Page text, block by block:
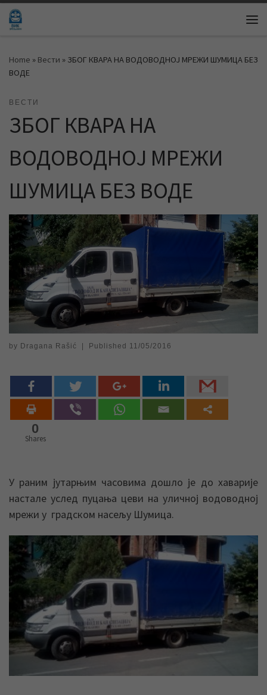
Skip to content
Home » Вести » ЗБОГ КВАРА НА ВОДОВОДНОЈ МРЕЖИ ШУМИЦА БЕЗ
ВОДЕ
ВЕСТИ
ЗБОГ КВАРА НА
ВОДОВОДНОЈ МРЕЖИ
ШУМИЦА БЕЗ ВОДЕ
by Dragana Rašić Published 11/05/2016
0
Shares
У раним јутарњим часовима дошло је до хаварије
настале услед пуцања цеви на уличној водоводној
мрежи у градском насељу Шумица.